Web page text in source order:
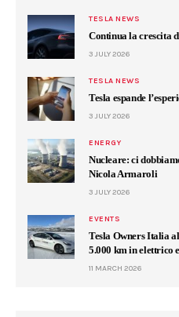
TESLA NEWS
Continua la crescita
3 JULY 2026
TESLA NEWS
Tesla espande
3 JULY 2026
ENERGY
Nucleare: ci
Nicola Armaroli
3 JULY 2026
EVENTS
Tesla Owners Italia
5.000 km in elettrico
11 MARCH 2026